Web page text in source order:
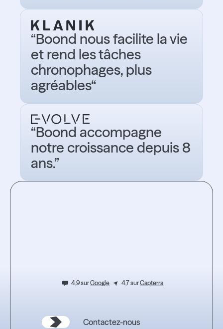
“Boond nous facilite la vie
et rend les tâches
chronophages, plus
agréables“
“Boond accompagne
notre croissance depuis 8
ans.”
4,9 surGoogle 4,7 surCapterra
Contactez-nous